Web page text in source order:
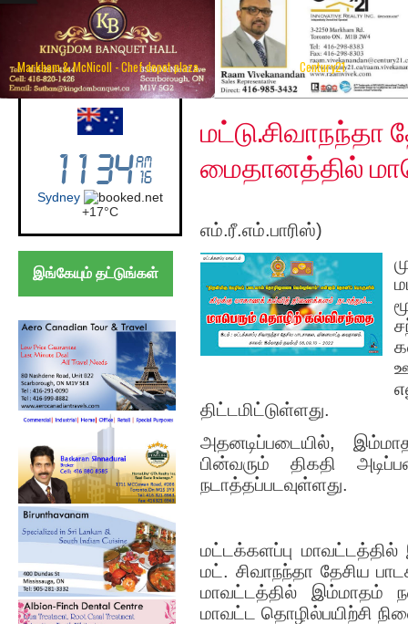
Markham & McNicoll - Chef depot plaza Century21
Australia (Sydney)
Sydney
+17°C
இங்கேயும் தட்டுங்கள்
Saturday, November
மட்டு.சிவாநந்தா
மைதானத்தில்
எம்.ரீ.எம்.பாரிஸ்)
திட்டமிட்டுள்ளது.
அதனடிப்படையில்,
பின்வரும் திகதி
நடாத்தப்படவுள்ளது.
மட்டக்களப்பு
மட். சிவாநந்தா தேசிய
மாவட்டத்தில் இம்மாதம்
மாவட்ட தொழில்பயிற்சி